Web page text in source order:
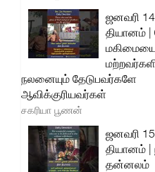
ஜனவரி
தியானம்
நலனையும் தேடுபவர்களே
ஆவிக்குரியவர்கள்
சகரியா பூணன்
ஜனவரி
தியானம் |
தன்னலம்